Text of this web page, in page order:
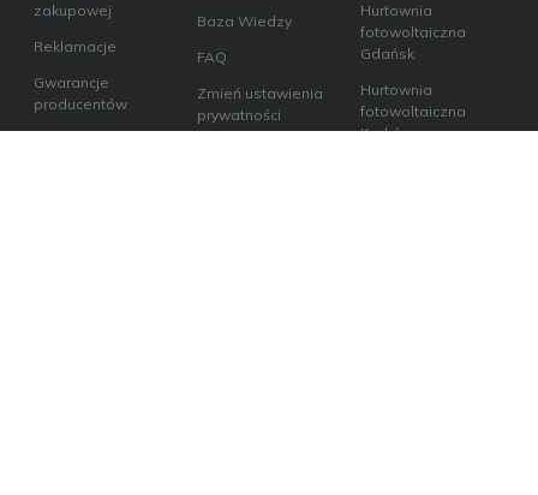
zakupowej
Reklamacje
Gwarancje
producentów
Baza Wiedzy
FAQ
Zmień ustawienia
prywatności
Hurtownia
fotowoltaiczna
Gdańsk
Hurtownia
fotowoltaiczna
Kraków